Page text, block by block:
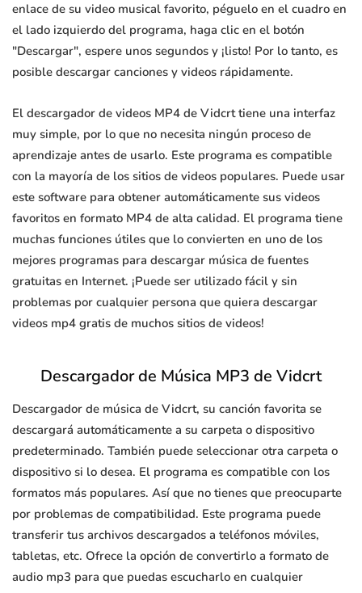
enlace de su video musical favorito, péguelo en el cuadro en
el lado izquierdo del programa, haga clic en el botón
"Descargar", espere unos segundos y ¡listo! Por lo tanto, es
posible descargar canciones y videos rápidamente.
El descargador de videos MP4 de Vidcrt tiene una interfaz
muy simple, por lo que no necesita ningún proceso de
aprendizaje antes de usarlo. Este programa es compatible
con la mayoría de los sitios de videos populares. Puede usar
este software para obtener automáticamente sus videos
favoritos en formato MP4 de alta calidad. El programa tiene
muchas funciones útiles que lo convierten en uno de los
mejores programas para descargar música de fuentes
gratuitas en Internet. ¡Puede ser utilizado fácil y sin
problemas por cualquier persona que quiera descargar
videos mp4 gratis de muchos sitios de videos!
Descargador de Música MP3 de Vidcrt
Descargador de música de Vidcrt, su canción favorita se
descargará automáticamente a su carpeta o dispositivo
predeterminado. También puede seleccionar otra carpeta o
dispositivo si lo desea. El programa es compatible con los
formatos más populares. Así que no tienes que preocuparte
por problemas de compatibilidad. Este programa puede
transferir tus archivos descargados a teléfonos móviles,
tabletas, etc. Ofrece la opción de convertirlo a formato de
audio mp3 para que puedas escucharlo en cualquier